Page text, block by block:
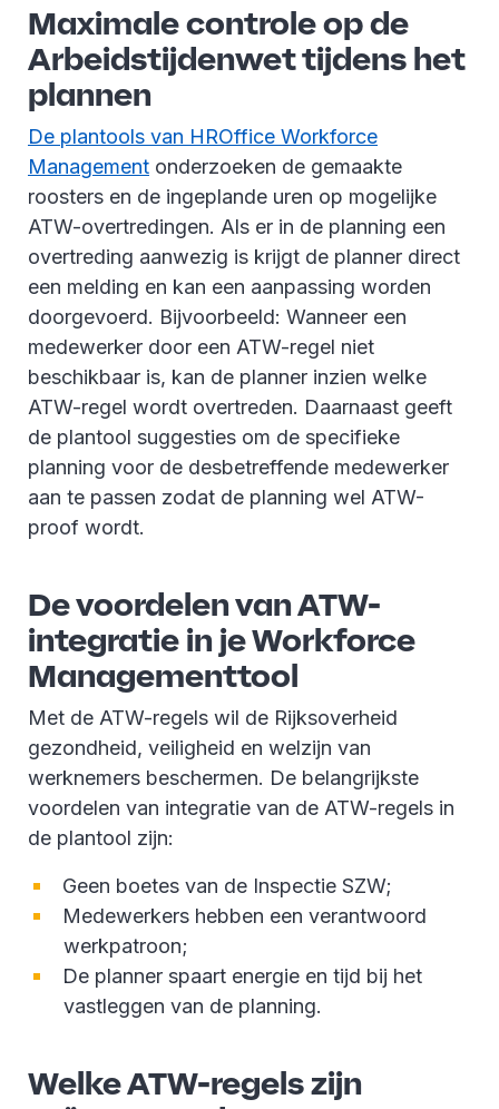
Maximale controle op de
Arbeidstijdenwet tijdens het
plannen
De plantools van HROffice Workforce
Management onderzoeken de gemaakte
roosters en de ingeplande uren op mogelijke
ATW-overtredingen. Als er in de planning een
overtreding aanwezig is krijgt de planner direct
een melding en kan een aanpassing worden
doorgevoerd. Bijvoorbeeld: Wanneer een
medewerker door een ATW-regel niet
beschikbaar is, kan de planner inzien welke
ATW-regel wordt overtreden. Daarnaast geeft
de plantool suggesties om de specifieke
planning voor de desbetreffende medewerker
aan te passen zodat de planning wel ATW-
proof wordt.
De voordelen van ATW-
integratie in je Workforce
Managementtool
Met de ATW-regels wil de Rijksoverheid
gezondheid, veiligheid en welzijn van
werknemers beschermen. De belangrijkste
voordelen van integratie van de ATW-regels in
de plantool zijn:
Geen boetes van de Inspectie SZW;
Medewerkers hebben een verantwoord
werkpatroon;
De planner spaart energie en tijd bij het
vastleggen van de planning.
Welke ATW-regels zijn